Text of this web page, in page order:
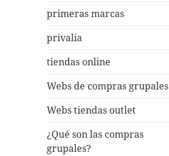
primeras marcas
privalia
tiendas online
Webs de compras grupales
Webs tiendas outlet
¿Qué son las compras
grupales?